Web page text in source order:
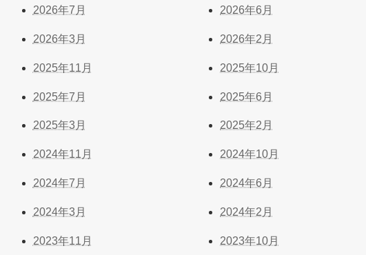
2026年7月 2026年6月
2026年3月 2026年2月
2025年11月 2025年10月
2025年7月 2025年6月
2025年3月 2025年2月
2024年11月 2024年10月
2024年7月 2024年6月
2024年3月 2024年2月
2023年11月 2023年10月